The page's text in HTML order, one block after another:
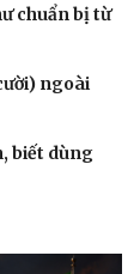
khuya
hồn
chuẩn bị từ
ngoài
biết dùng